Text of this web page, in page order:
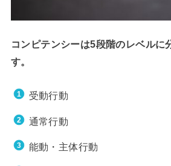
コンピテンシーは5段階のレベルに
す。
受動行動
通常行動
能動・主体行動